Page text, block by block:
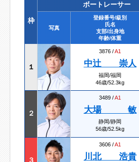
枠
ボートレーサー
写真
登録番号/級別
氏名
支部/出身地
年齢/体重
１
3876 /A1
中辻 崇人
福岡/福岡
46歳/52.3kg
２
3489 /A1
大場 敏
静岡/静岡
56歳/52.5kg
３
3606 /A1
川北 浩貴